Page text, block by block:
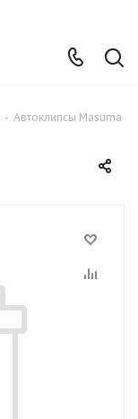
- Автоклипсы Masuma